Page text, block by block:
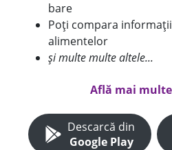
bare
Poți compara
alimentelor
și multe multe altele...
Află mai
Descarcă din
Google Play